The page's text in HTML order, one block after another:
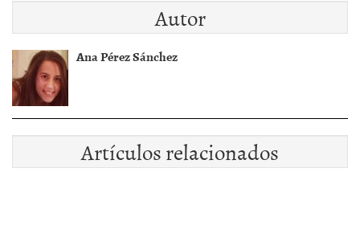
Autor
Ana Pérez Sánchez
Artículos relacionados